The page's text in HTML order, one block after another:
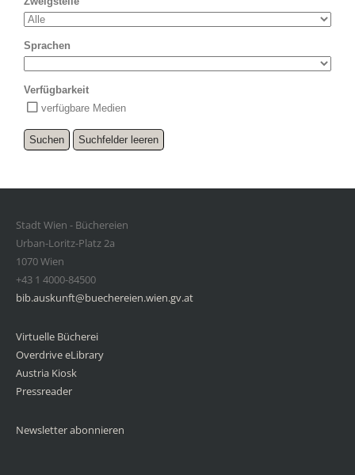
Sprachen
Verfügbarkeit
verfügbare Medien
Stadt Wien - Büchereien
Urban-Loritz-Platz 2a
1070 Wien
+43 1 4000-84500
bib.auskunft@buechereien.wien.gv.at
Virtuelle Bücherei
Overdrive eLibrary
Austria Kiosk
Pressreader
Newsletter abonnieren